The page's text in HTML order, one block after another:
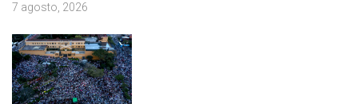
7 agosto, 2026